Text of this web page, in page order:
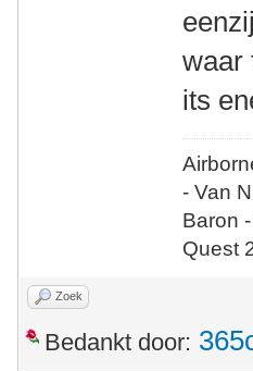
waar
its
- Van
Baron
Quest
Zoek
Bedankt door: